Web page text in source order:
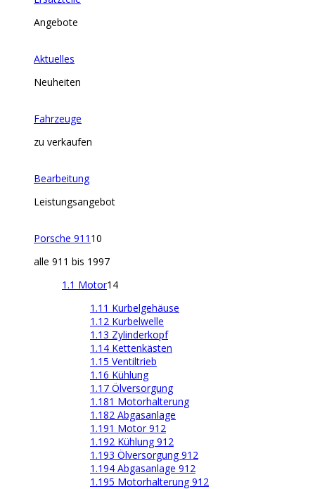
Angebote
Aktuelles
Neuheiten
Fahrzeuge
zu verkaufen
Bearbeitung
Leistungsangebot
Porsche 911 10
alle 911 bis 1997
1.1 Motor14
1.11 Kurbelgehäuse
1.12 Kurbelwelle
1.13 Zylinderkopf
1.14 Kettenkästen
1.15 Ventiltrieb
1.16 Kühlung
1.17 Ölversorgung
1.181 Motorhalterung
1.182 Abgasanlage
1.191 Motor 912
1.192 Kühlung 912
1.193 Ölversorgung 912
1.194 Abgasanlage 912
1.195 Motorhalterung 912